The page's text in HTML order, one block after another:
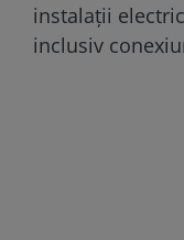
instalații
inclusiv